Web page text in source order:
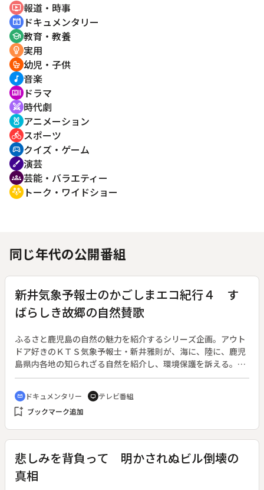
ondemand_video 報道・時事
cinematic_blur ドキュメンタリー
school 教育・教養
emoji_objects 実用
crib 幼児・子供
music_note 音楽
recent_actors ドラマ
swords 時代劇
cruelty_free アニメーション
directions_bike スポーツ
sports_esports クイズ・ゲーム
brush 演芸
groups 芸能・バラエティー
adaptive_audio_mic トーク・ワイドショー
同じ年代の公開番組
新井気象予報士のかごしまエコ紀行４ す
ばらしき故郷の自然賛歌
ふるさと鹿児島の自然の魅力を紹介するシリーズ企画。アウト
ドア好きのＫＴＳ気象予報士・新井雅則が、海に、陸に、鹿児
島県内各地の知られざる自然を紹介し、環境保護を訴える。◆
この回は、春の錦江湾でヒジキ採りを見学した後、水深５０ｍ
に潜り、沈められたバス車両の漁礁を調べる。また、甑島列島
をカヤックで探検し、奇岩や壮大な景観の断崖を巡る。２０１
１年の新燃岳噴火以降、入山規制が続く霧島連山では、栗野岳
年の豪雨災害から一年後の奄美を訪ね、再び海中へ潜って自然
の回復力を伝える。
cinematic_blur ドキュメンタリー tv テレビ番組
bookmark_add ブックマーク追加
悲しみを背負って 明かされぬビル倒壊の
真相